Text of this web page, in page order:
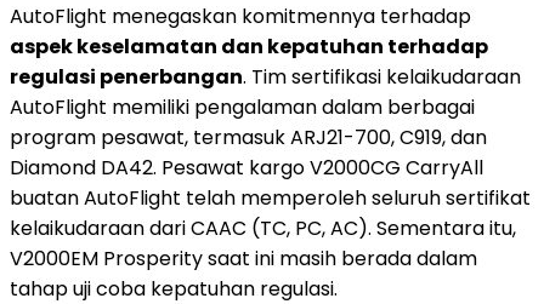
AutoFlight menegaskan komitmennya terhadap
aspek keselamatan dan kepatuhan terhadap
regulasi penerbangan. Tim sertifikasi kelaikudaraan
AutoFlight memiliki pengalaman dalam berbagai
program pesawat, termasuk ARJ21-700, C919, dan
Diamond DA42. Pesawat kargo V2000CG CarryAll
buatan AutoFlight telah memperoleh seluruh sertifikat
kelaikudaraan dari CAAC (TC, PC, AC). Sementara itu,
V2000EM Prosperity saat ini masih berada dalam
tahap uji coba kepatuhan regulasi.